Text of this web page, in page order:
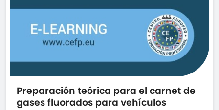
Preparación teórica para el carnet de
gases fluorados para vehículos